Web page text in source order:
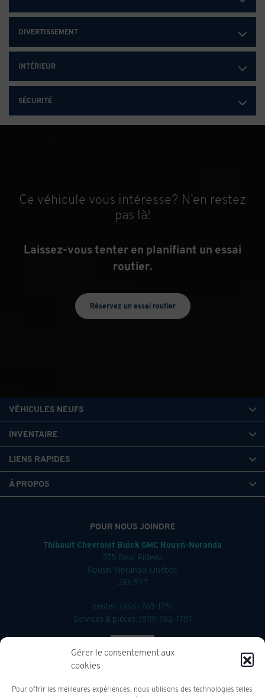
Gérer le consentement aux
cookies
Pour offrir les meilleures expériences, nous utilisons des technologies telles
DIVERTISSEMENT
INTÉRIEUR
SÉCURITÉ
Ce véhicule vous intéresse? N’en restez
pas là!
Laissez-vous tenter en planifiant un essai
routier.
Réservez un essai routier
POUR NOUS JOINDRE
Thibault Chevrolet Buick GMC Rouyn-Noranda
375 Boul Rideau
Rouyn-Noranda, Québec
J9X 5Y7
Ventes: (866) 769-1751
Services & pièces: (819) 762-1751
VÉHICULES NEUFS
INVENTAIRE
LIENS RAPIDES
À PROPOS